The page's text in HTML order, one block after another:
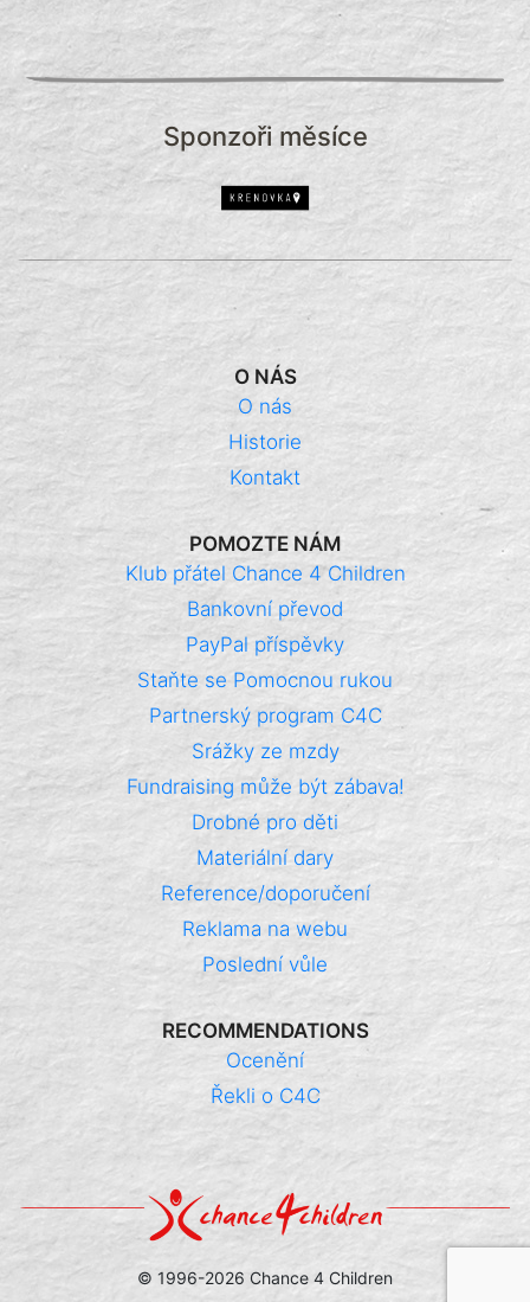
Sponzoři měsíce
O NÁS
O nás
Historie
Kontakt
POMOZTE NÁM
Klub přátel Chance 4 Children
Bankovní převod
PayPal příspěvky
Staňte se Pomocnou rukou
Partnerský program C4C
Srážky ze mzdy
Fundraising může být zábava!
Drobné pro děti
Materiální dary
Reference/doporučení
Reklama na webu
Poslední vůle
RECOMMENDATIONS
Ocenění
Řekli o C4C
© 1996-2026 Chance 4 Children